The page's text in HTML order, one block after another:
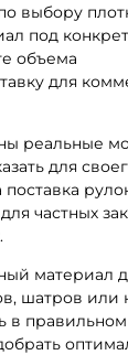
выбору
под
объема
для
реальные
для
частных
материал
шатров или
в